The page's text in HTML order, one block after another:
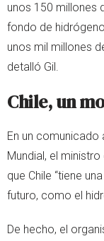
unos 150 millones
fondo de
unos mil millones
detalló Gil.
Chile, un
En un
Mundial, el
que Chile “tiene
futuro, como el
De hecho, el